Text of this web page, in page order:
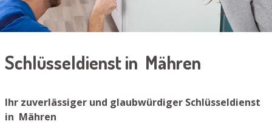
Schlüsseldienst in Mähren
Ihr zuverlässiger und glaubwürdiger Schlüsseldienst
in Mähren